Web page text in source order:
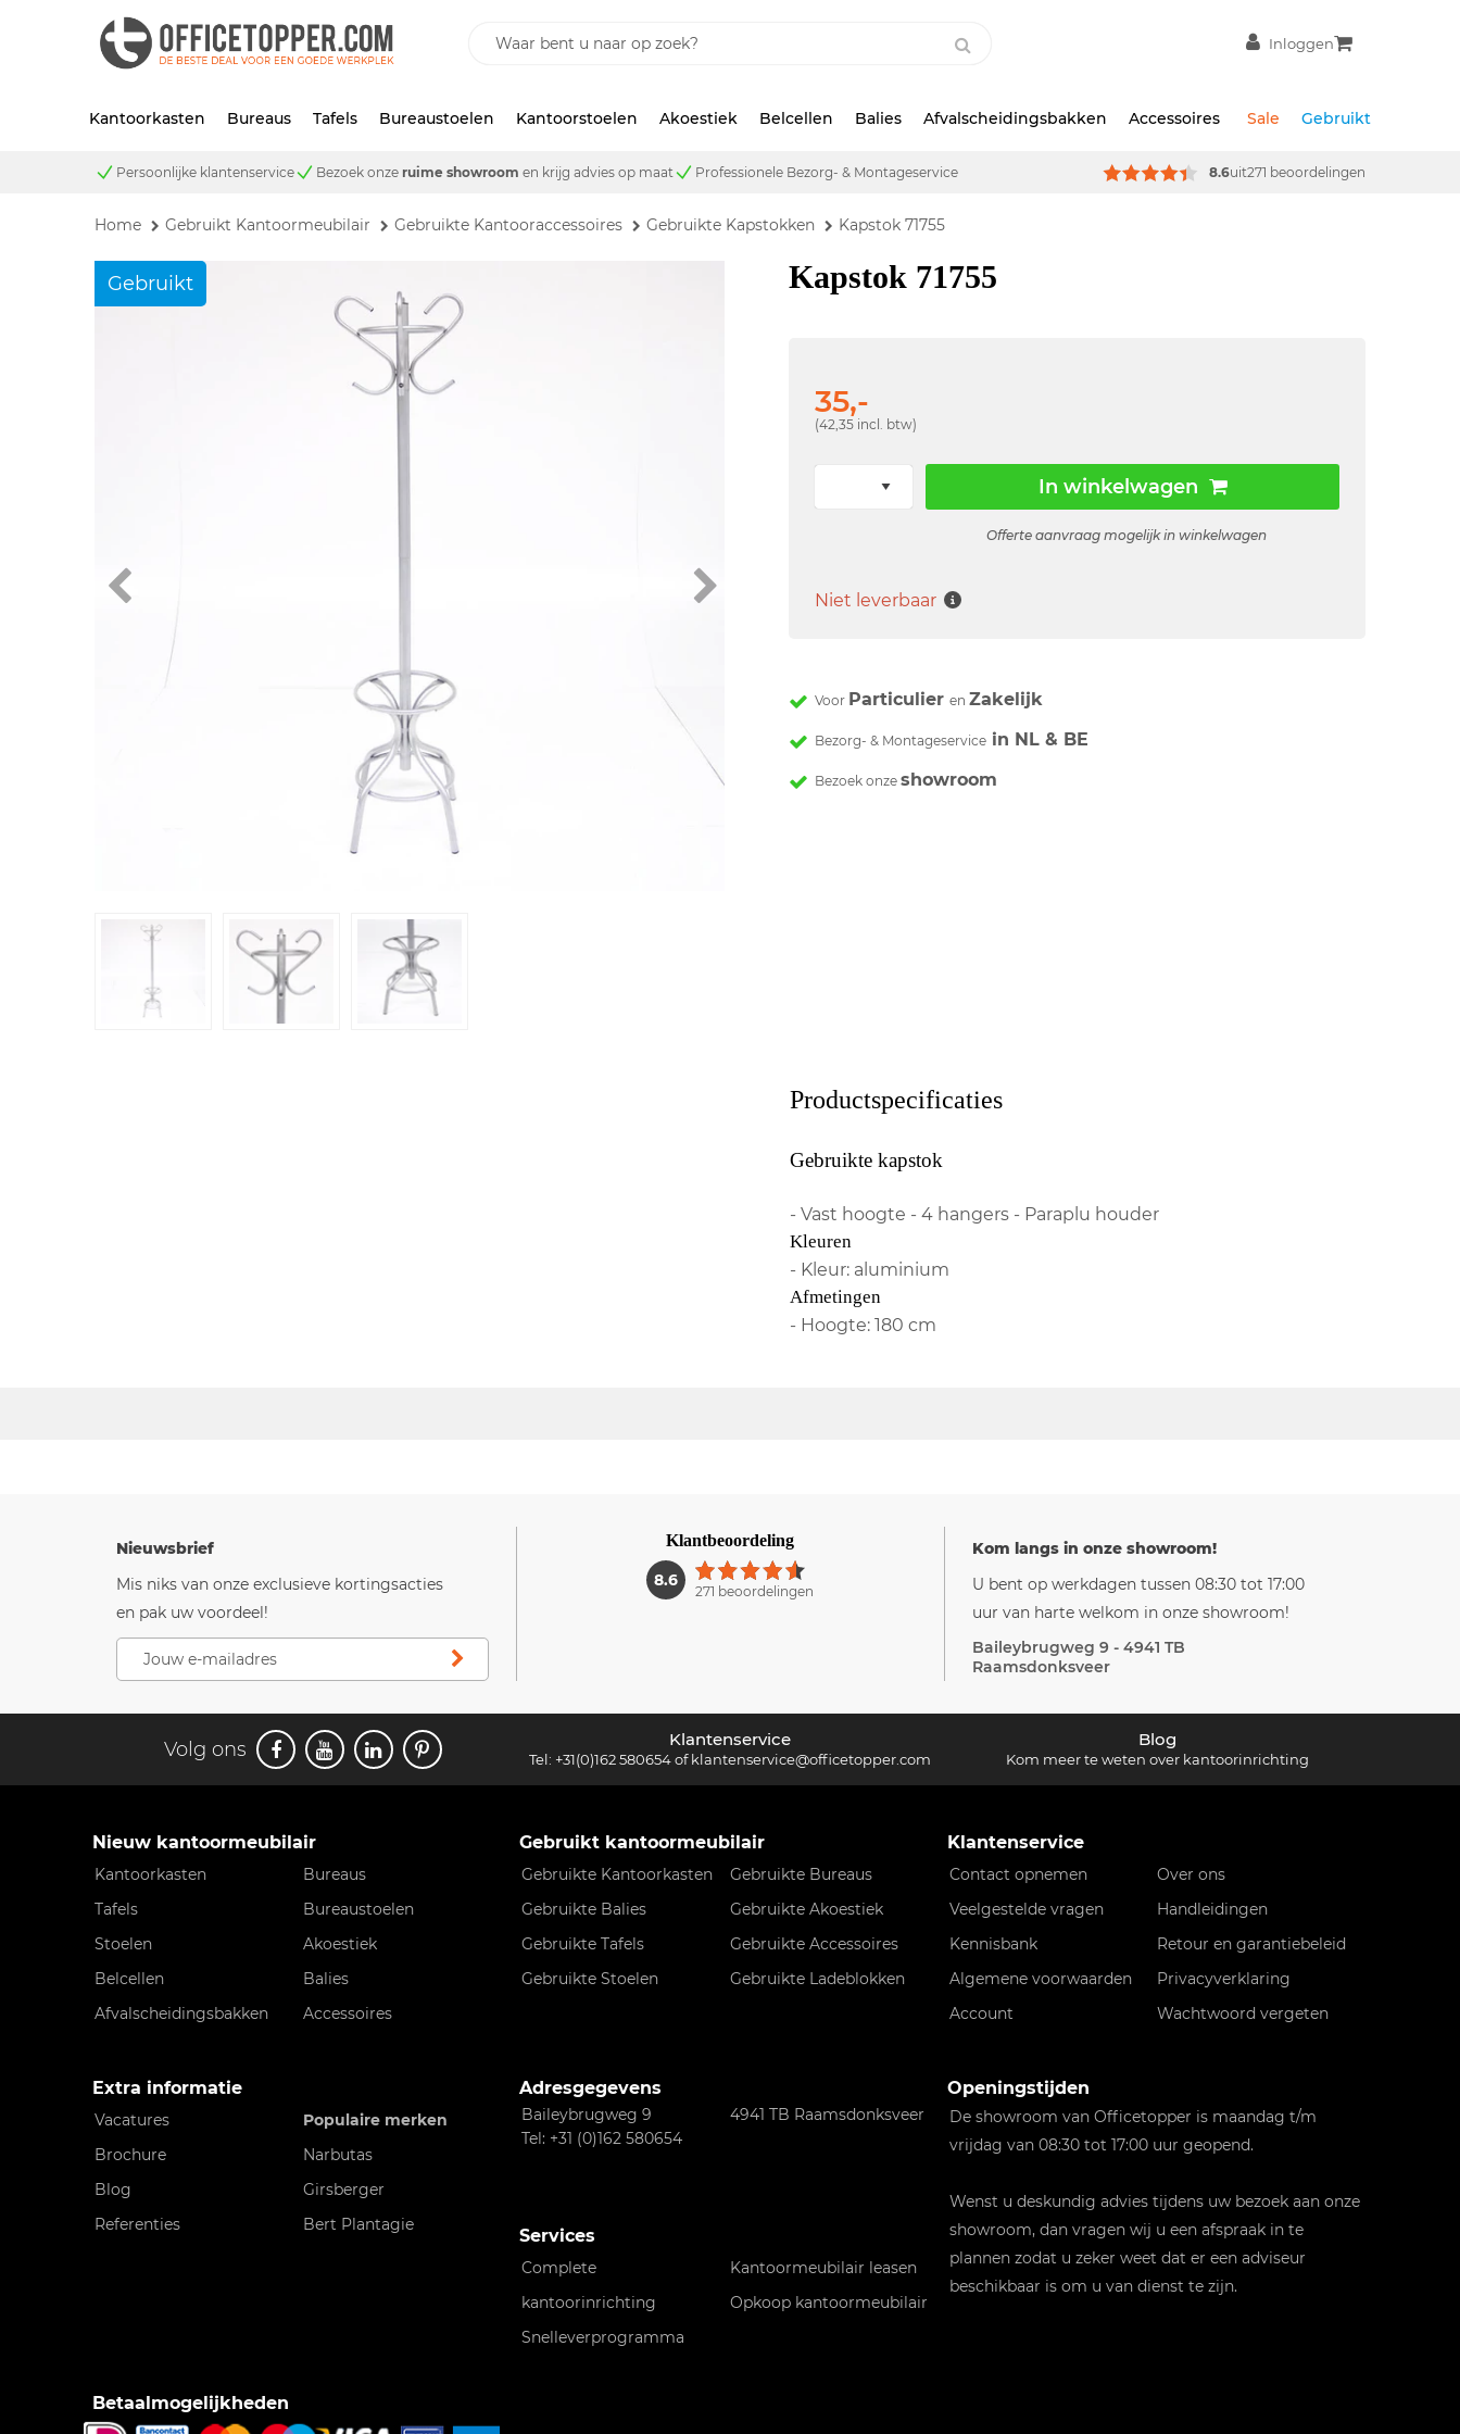
Inloggen
Kantoorkasten Bureaus Tafels Bureaustoelen Kantoorstoelen Akoestiek Belcellen Balies Afvalscheidingsbakken Accessoires Sale Gebruikt
Persoonlijke klantenservice Bezoek onze ruime showroom en krijg advies op maat Professionele Bezorg- & Montageservice 8.6uit271 beoordelingen
Home Gebruikt Kantoormeubilair Gebruikte Kantooraccessoires Gebruikte Kapstokken Kapstok 71755
Gebruikt Kapstok 71755
35,-
(42,35 incl. btw)
In winkelwagen
Offerte aanvraag mogelijk in winkelwagen
Niet leverbaar
Voor ParticulierenZakelijk
Bezorg- & Montageservice in NL & BE
Bezoek onzeshowroom
Productspecificaties
Gebruikte kapstok
- Vast hoogte - 4 hangers - Paraplu houder
Kleuren
- Kleur: aluminium
Afmetingen
- Hoogte: 180 cm
Nieuwsbrief
Mis niks van onze exclusieve kortingsacties
en pak uw voordeel!
Klantbeoordeling
8.6 1
271 beoordelingen
Kom langs in onze showroom!
U bent op werkdagen tussen 08:30 tot 17:00
uur van harte welkom in onze showroom!
Baileybrugweg 9 - 4941 TB
Raamsdonksveer
Volg ons Klantenservice
Tel: +31(0)162 580654ofklantenservice@officetopper.com
Blog
Kom meer te weten over kantoorinrichting
Nieuw kantoormeubilair
Kantoorkasten
Bureaus
Tafels
Bureaustoelen
Stoelen
Akoestiek
Belcellen
Balies
Afvalscheidingsbakken
Accessoires
Extra informatie
Vacatures
Populaire merken
Brochure
Narbutas
Blog
Girsberger
Referenties
Bert Plantagie
Betaalmogelijkheden
Gebruikt kantoormeubilair
Gebruikte Kantoorkasten
Gebruikte Bureaus
Gebruikte Balies
Gebruikte Akoestiek
Gebruikte Tafels
Gebruikte Accessoires
Gebruikte Stoelen
Gebruikte Ladeblokken
Adresgegevens
Baileybrugweg 9
4941 TB Raamsdonksveer
Tel: +31 (0)162 580654
Services
Complete
kantoorinrichting
Kantoormeubilair leasen
Opkoop kantoormeubilair
Snelleverprogramma
Klantenservice
Contact opnemen
Over ons
Veelgestelde vragen
Handleidingen
Kennisbank
Retour en garantiebeleid
Algemene voorwaarden
Privacyverklaring
Account
Wachtwoord vergeten
Openingstijden
De showroom van Officetopper is maandag t/m
vrijdag van 08:30 tot 17:00 uur geopend.
Wenst u deskundig advies tijdens uw bezoek aan onze
showroom, dan vragen wij u een afspraak in te
plannen zodat u zeker weet dat er een adviseur
beschikbaar is om u van dienst te zijn.